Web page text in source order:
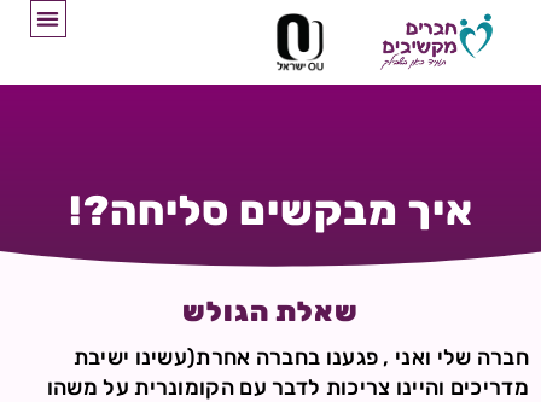
איך מבקשים סליחה?!
שאלת הגולש
חברה שלי ואני , פגענו בחברה אחרת(עשינו ישיבת
מדריכים והיינו צריכות לדבר עם הקומונרית על משהו